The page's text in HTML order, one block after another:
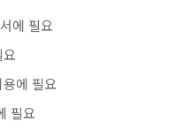
에 필요
에 필요
필요